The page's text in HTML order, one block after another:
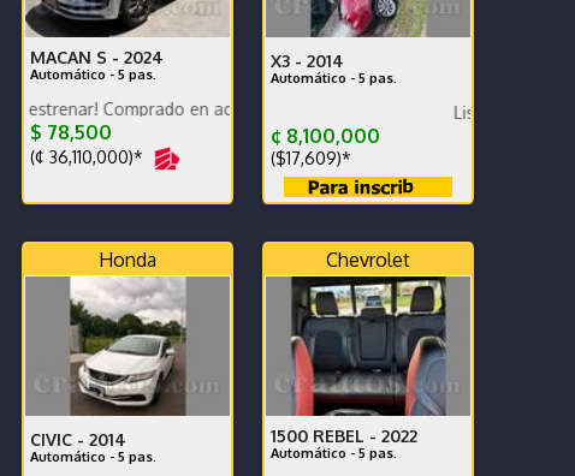
PARA TURISMO
nuevas Dekra cámaras pantalla y GPS
MACAN S - 2024
Automático - 5 pas.
Comprado en agencia, único dueño, garantía de fábrica,
$ 78,500
(¢ 36,110,000)*
X3 - 2014
Automático - 5 pas.
Listo para inscribir
¢ 8,100,000
($17,609)*
Honda
CIVIC - 2014
Automático - 5 pas.
Chevrolet
1500 REBEL - 2022
Automático - 5 pas.